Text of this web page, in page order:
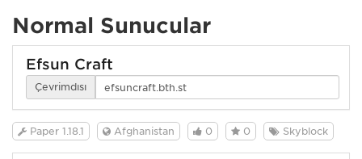
Normal Sunucular
Efsun Craft
Çevrimdışı
Paper 1.18.1 Afghanistan 0 0 Skyblock